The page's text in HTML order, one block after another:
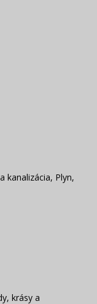
kanalizácia, Plyn,
krásy a